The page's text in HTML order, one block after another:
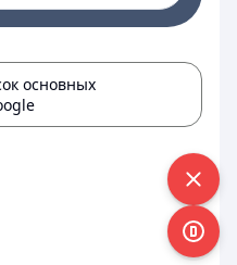
основных